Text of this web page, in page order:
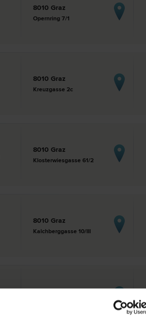
8010 Graz
Opernring 7/1
8010 Graz
Kreuzgasse 2c
8010 Graz
Klosterwiesgasse 61/2
8010 Graz
Kalchberggasse 10/III
8010 Graz